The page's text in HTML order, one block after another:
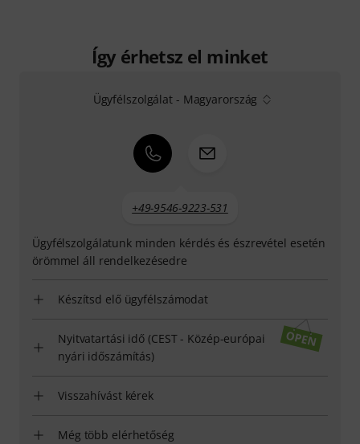
Így érhetsz el minket
Ügyfélszolgálat - Magyarország
+49-9546-9223-531
Ügyfélszolgálatunk minden kérdés és észrevétel esetén
örömmel áll rendelkezésedre
Készítsd elő ügyfélszámodat
Nyitvatartási idő (CEST - Közép-európai
nyári időszámítás)
Visszahívást kérek
Még több elérhetőség